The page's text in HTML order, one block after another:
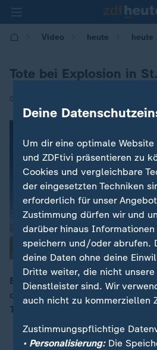
Video heute heute
Tote bei Explosion in
03.04.2017 | 15:50
00:05
Bei einer Explosion in einer U-
der russischen Stadt St.
Tote und Verletzte gegeben.
Deine
Um dir eine optimale Website
und ZDFtivi präsentieren zu
Cookies und vergleichbare
der eingesetzten Techniken
erforderlich für unser
Zustimmung dürfen wir und
darüber hinaus
speichern und/oder abrufen.
deine Daten ohne deine
Dritte weiter, die nicht
Dienstleister sind. Wir
auch nicht zu kommerziellen
Zustimmungspflichtige
• Personalisierung:Die